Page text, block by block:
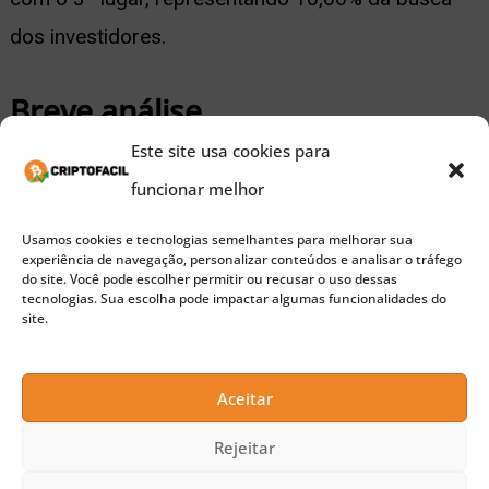
Este site usa cookies para
funcionar melhor
Usamos cookies e tecnologias semelhantes para melhorar sua
experiência de navegação, personalizar conteúdos e analisar o tráfego
do site. Você pode escolher permitir ou recusar o uso dessas
tecnologias. Sua escolha pode impactar algumas funcionalidades do
site.
Aceitar
Rejeitar
dos investidores.
Breve análise
O Bitcoin encerrou março em R$ 334.025,66,
No momento da escrita desta matéria, a
criptomoeda estácotadapor R$ 321.479,59.
Após 3 dias de queda em seu preço, a moeda